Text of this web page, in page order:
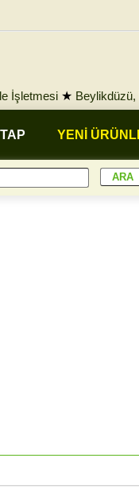
İşletmesi ★ Beylikdüzü,
YENİ